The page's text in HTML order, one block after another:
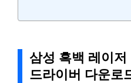
삼성 흑백 레이
드라이버 다운로